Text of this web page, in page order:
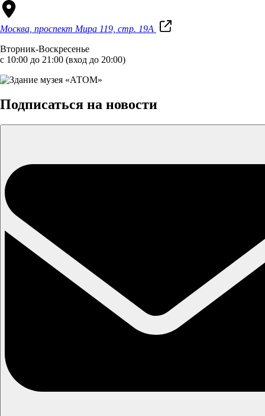
Москва, проспект Мира 119, стр. 19А
Вторник-Воскресенье
с 10:00 до 21:00 (вход до 20:00)
Подписаться на новости